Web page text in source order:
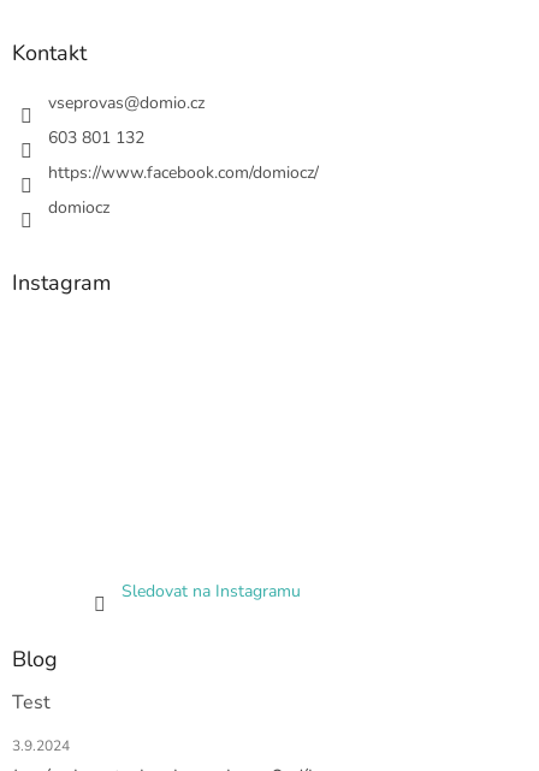
Kontakt
vseprovas@domio.cz
603 801 132
https://www.facebook.com/domiocz/
domiocz
Instagram
Sledovat na Instagramu
Blog
Test
3.9.2024